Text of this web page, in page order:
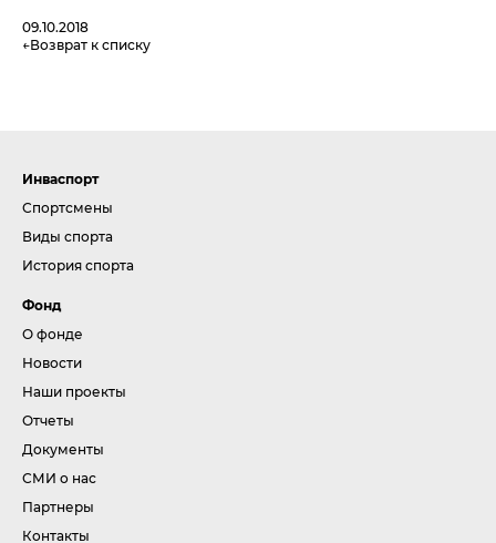
09.10.2018
Возврат к списку
Инваспорт
Спортсмены
Виды спорта
История спорта
Фонд
О фонде
Новости
Наши проекты
Отчеты
Документы
СМИ о нас
Партнеры
Контакты